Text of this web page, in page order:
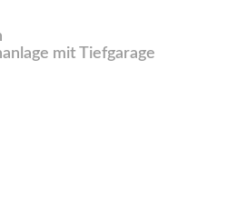
mit Tiefgarage